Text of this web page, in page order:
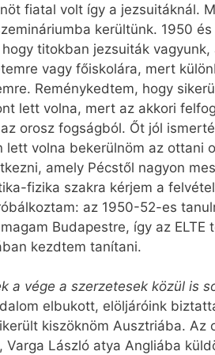
fiatal volt így a jezsuitáknál.
kerültünk. 1950
titokban jezsuiták
vagy főiskolára, mert
Reménykedtem, hogy
lett volna, mert az akkori
orosz fogságból. Őt jól
lett volna bekerülnöm az ottani
amely Pécstől nagyon
fizika szakra kérjem a
az 1950-52-es
Budapestre, így az
kezdtem tanítani.
a vége a szerzetesek közül is
elbukott, elöljáróink
kiszöknöm Ausztriába.
Varga László atya Angliába